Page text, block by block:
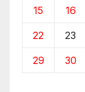
15 16
22 23
29 30